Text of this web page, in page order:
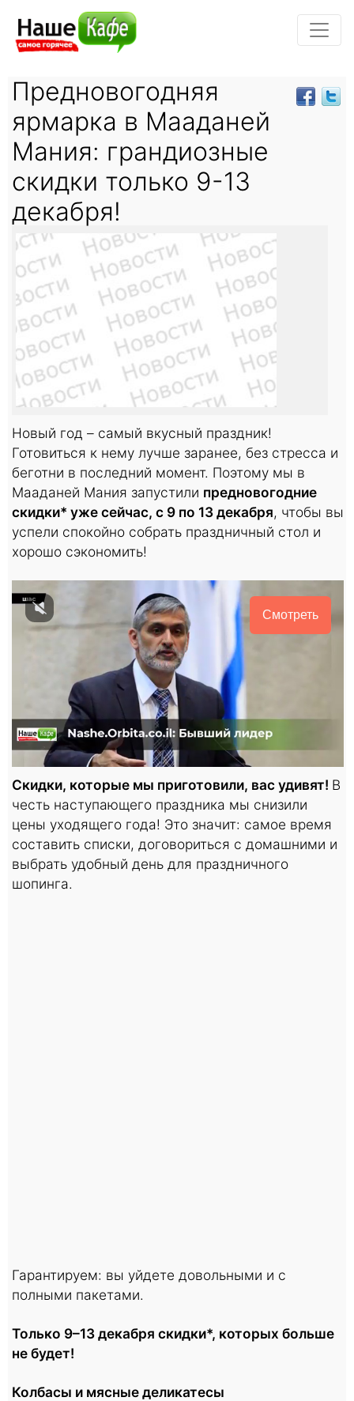
Предновогодняя
ярмарка в Мааданей
Мания: грандиозные
скидки только 9-13
декабря!
Новый год – самый вкусный праздник!
Готовиться к нему лучше заранее, без стресса и
беготни в последний момент. Поэтому мы в
Мааданей Мания запустили предновогодние
скидки* уже сейчас, с 9 по 13 декабря, чтобы вы
успели спокойно собрать праздничный стол и
хорошо сэкономить!
Смотреть
Скидки, которые мы приготовили, вас удивят! В
честь наступающего праздника мы снизили
цены уходящего года! Это значит: самое время
составить списки, договориться с домашними и
выбрать удобный день для праздничного
шопинга.
Гарантируем: вы уйдете довольными и с
полными пакетами.
Только 9–13 декабря скидки*, которых больше
не будет!
Колбасы и мясные деликатесы